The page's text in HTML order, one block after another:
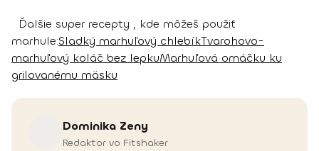
Ďalšie super recepty , kde môžeš použiť
marhule:Sladký marhuľový chlebíkTvarohovo-
marhuľový koláč bez lepkuMarhuľová omáčku ku
grilovanému mäsku
Dominika Zeny
Redaktor vo Fitshaker